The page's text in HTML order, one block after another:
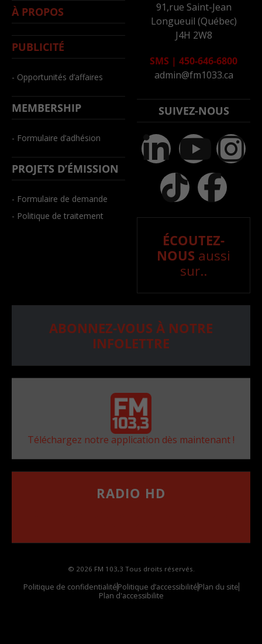
À PROPOS
PUBLICITÉ
- Opportunités d’affaires
MEMBERSHIP
- Formulaire d’adhésion
PROJETS D’ÉMISSION
- Formulaire de demande
- Politique de traitement
91,rue Saint-Jean
Longueuil (Québec)
J4H 2W8
SMS | 450-646-6800
admin@fm1033.ca
SUIVEZ-NOUS
ÉCOUTEZ-
NOUS aussi
sur..
ABONNEZ-VOUS À NOTRE
INFOLETTRE
Téléchargez notre application dès maintenant !
RADIO HD
© 2026 FM 103,3 Tous droits réservés.
Politique de confidentialitéPolitique d’accessibilitéPlan du site
Plan d'accessibilite